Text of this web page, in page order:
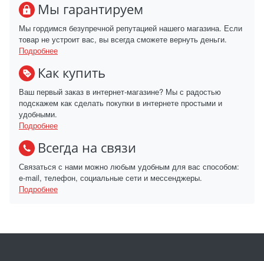
Мы гарантируем
Мы гордимся безупречной репутацией нашего магазина. Если
товар не устроит вас, вы всегда сможете вернуть деньги.
Подробнее
Как купить
Ваш первый заказ в интернет-магазине? Мы с радостью
подскажем как сделать покупки в интернете простыми и
удобными.
Подробнее
Всегда на связи
Связаться с нами можно любым удобным для вас способом:
e-mail, телефон, социальные сети и мессенджеры.
Подробнее